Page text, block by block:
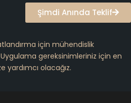
Şimdi Anında Teklif
için mühendislik
gereksinimleriniz için en
yardımcı olacağız.